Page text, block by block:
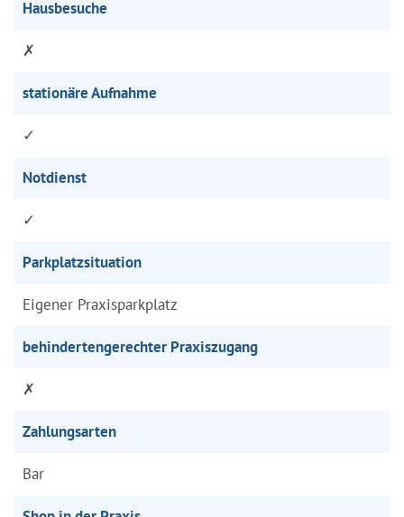
Hausbesuche
✗
stationäre Aufnahme
✓
Notdienst
✓
Parkplatzsituation
Eigener Praxisparkplatz
behindertengerechter Praxiszugang
✗
Zahlungsarten
Bar